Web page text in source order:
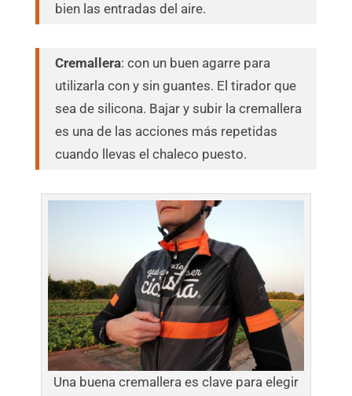
bien las entradas del aire.
Cremallera: con un buen agarre para
utilizarla con y sin guantes. El tirador que
sea de silicona. Bajar y subir la cremallera
es una de las acciones más repetidas
cuando llevas el chaleco puesto.
Una buena cremallera es clave para elegir